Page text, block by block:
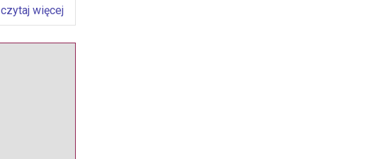
czytaj więcej